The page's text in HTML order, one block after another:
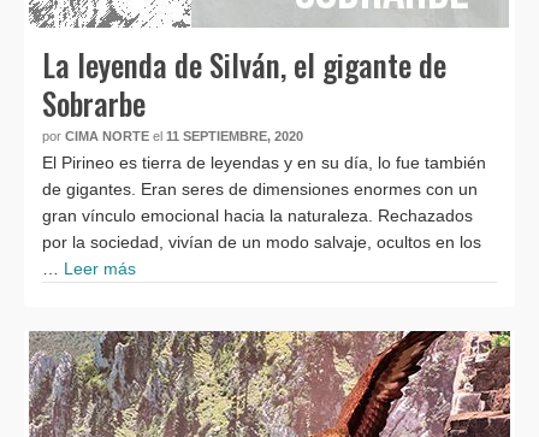
La leyenda de Silván, el gigante de
Sobrarbe
por CIMA NORTE el 11 SEPTIEMBRE, 2020
El Pirineo es tierra de leyendas y en su día, lo fue también
de gigantes. Eran seres de dimensiones enormes con un
gran vínculo emocional hacia la naturaleza. Rechazados
por la sociedad, vivían de un modo salvaje, ocultos en los
Leer más